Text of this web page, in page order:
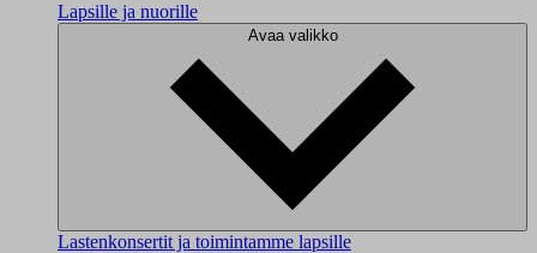
Lapsille ja nuorille
Avaa valikko
Lastenkonsertit ja toimintamme lapsille